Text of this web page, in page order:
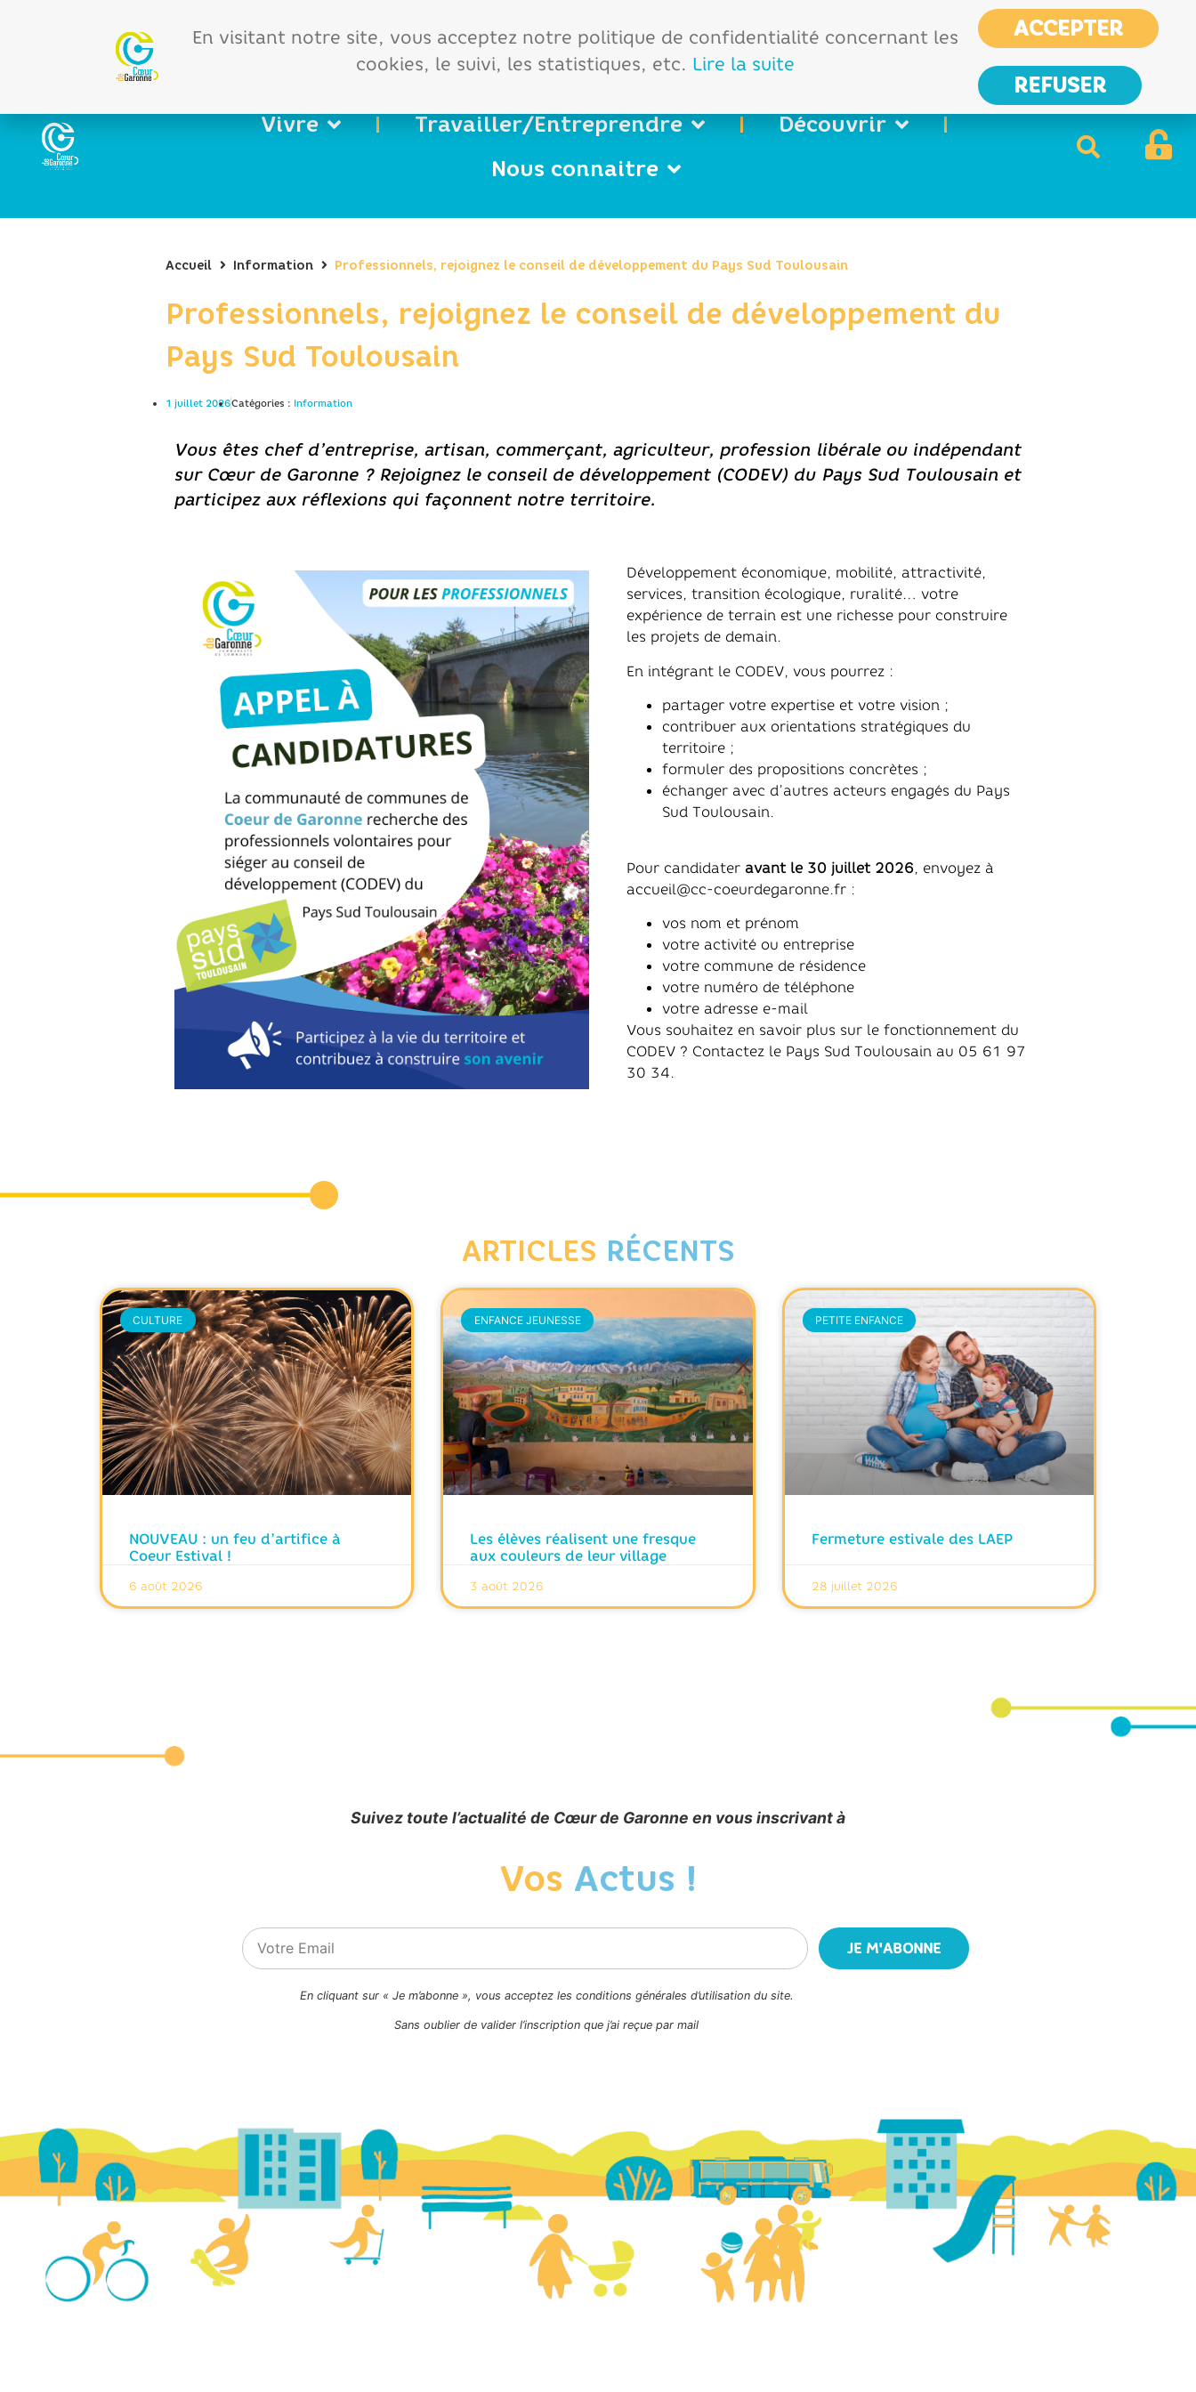
France services
Nous
contacter
Vivre Travailler/Entreprendre
Découvrir
Nous connaitre
Accueil Information Professionnels, rejoignez le conseil de développement du Pays Sud Toulousain
Professionnels, rejoignez le conseil de développement du
Pays Sud Toulousain
1 juillet 2026Catégories : Information
Vous êtes chef d’entreprise, artisan, commerçant, agriculteur, profession libérale ou indépendant
sur Cœur de Garonne ? Rejoignez le conseil de développement (CODEV) du Pays Sud Toulousain et
participez aux réflexions qui façonnent notre territoire.
Développement économique, mobilité, attractivité,
services, transition écologique, ruralité… votre
expérience de terrain est une richesse pour construire
les projets de demain.
En intégrant le CODEV, vous pourrez :
partager votre expertise et votre vision ;
contribuer aux orientations stratégiques du
territoire ;
formuler des propositions concrètes ;
échanger avec d’autres acteurs engagés du Pays
Sud Toulousain.
Pour candidater avant le 30 juillet 2026, envoyez à
accueil@cc-coeurdegaronne.fr :
vos nom et prénom
votre activité ou entreprise
votre commune de résidence
votre numéro de téléphone
votre adresse e-mail
Vous souhaitez en savoir plus sur le fonctionnement du
CODEV ? Contactez le Pays Sud Toulousain au 05 61 97
30 34.
ARTICLES RÉCENTS
CULTURE
NOUVEAU : un feu d’artifice à
Coeur Estival !
6 août 2026
ENFANCE JEUNESSE
Les élèves réalisent une fresque
aux couleurs de leur village
3 août 2026
PETITE ENFANCE
Fermeture estivale des LAEP
28 juillet 2026
Suivez toute l’actualité de Cœur de Garonne en vous inscrivant à
Vos Actus !
JE M'ABONNE
En cliquant sur « Je m’abonne », vous acceptez les conditions générales d’utilisation du site.
Sans oublier de valider l’inscription que j’ai reçue par mail
En visitant notre site, vous acceptez notre politique de confidentialité concernant les
cookies, le suivi, les statistiques, etc. Lire la suite
ACCEPTER
REFUSER